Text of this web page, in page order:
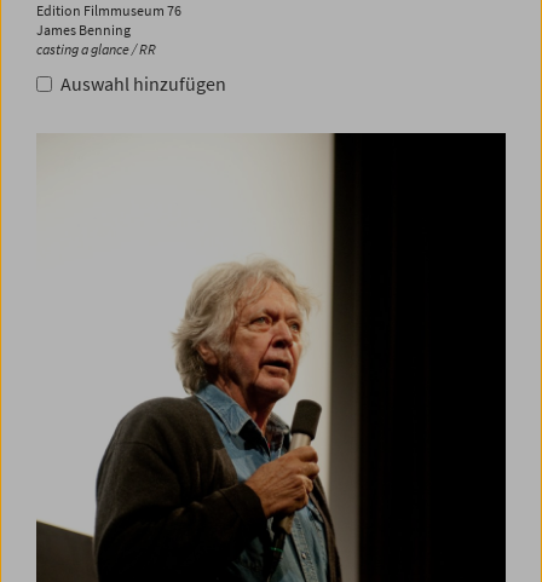
Edition Filmmuseum 76
James Benning
casting a glance / RR
Auswahl hinzufügen